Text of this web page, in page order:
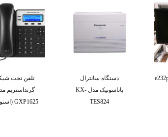
دستگاه سانترال
پاناسونیک مدل KX-
TES824
تلفن تحت
گرنداستریم
GXP1625 (استوک)